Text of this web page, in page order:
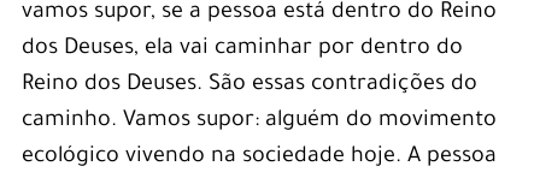
vamos supor, se a pessoa está dentro do Reino
dos Deuses, ela vai caminhar por dentro do
Reino dos Deuses. São essas contradições do
caminho. Vamos supor: alguém do movimento
ecológico vivendo na sociedade hoje. A pessoa